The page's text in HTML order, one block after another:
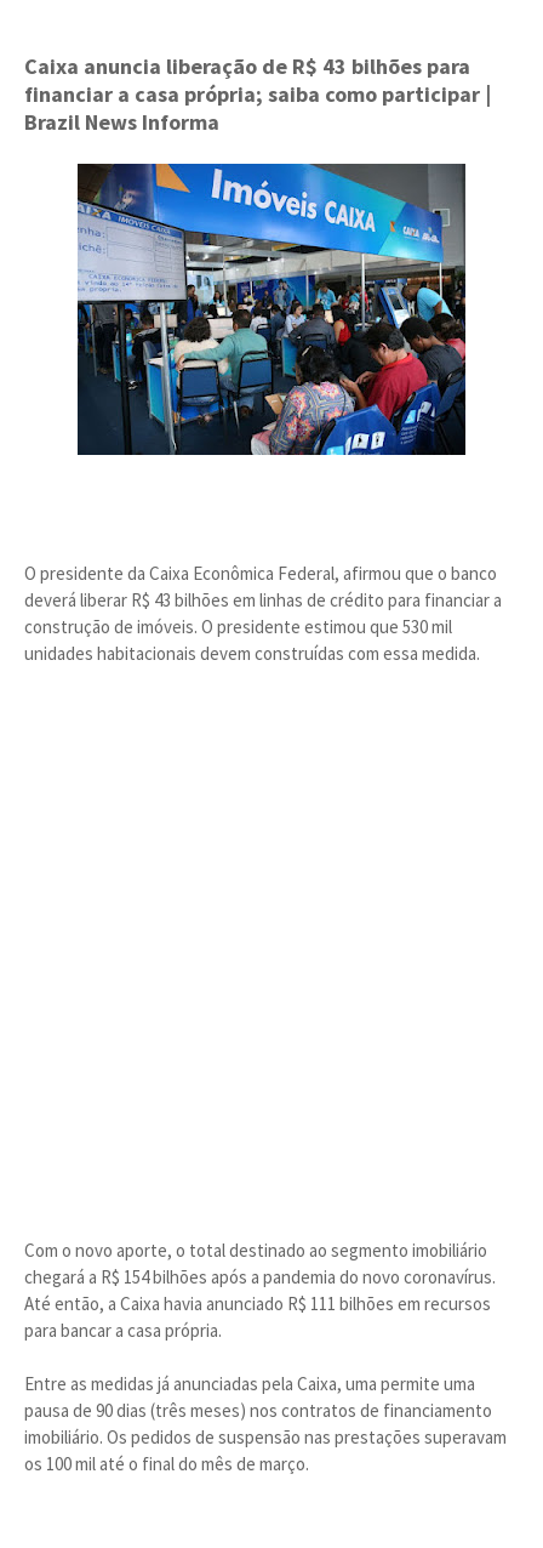
Caixa anuncia liberação de R$ 43 bilhões para
financiar a casa própria; saiba como participar |
Brazil News Informa
O presidente da Caixa Econômica Federal, afirmou que o banco
deverá liberar R$ 43 bilhões em linhas de crédito para financiar a
construção de imóveis. O presidente estimou que 530 mil
unidades habitacionais devem construídas com essa medida.
Com o novo aporte, o total destinado ao segmento imobiliário
chegará a R$ 154 bilhões após a pandemia do novo coronavírus.
Até então, a Caixa havia anunciado R$ 111 bilhões em recursos
para bancar a casa própria.
Entre as medidas já anunciadas pela Caixa, uma permite uma
pausa de 90 dias (três meses) nos contratos de financiamento
imobiliário. Os pedidos de suspensão nas prestações superavam
os 100 mil até o final do mês de março.